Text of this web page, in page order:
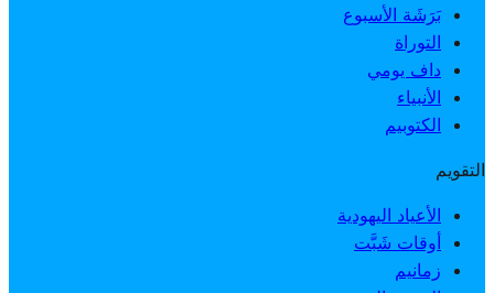
بَرَشَة الأسبوع
التوراة
داف يومي
الأنبياء
الكتوبيم
التقويم
الأعياد اليهودية
أوقات شَبَّت
زمانيم